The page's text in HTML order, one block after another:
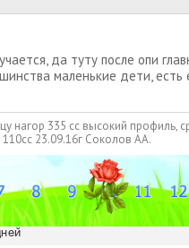
да туту после опи
маленькие дети,
нагор 335 сс высокий профиль,
23.09.16г Соколов АА.